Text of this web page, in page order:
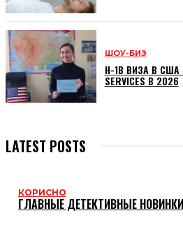
ШОУ-БИЗ
H-1B ВИЗА В США
SERVICES В 2026
LATEST POSTS
КОРИСНО
ГЛАВНЫЕ ДЕТЕКТИВНЫЕ НОВИНКИ